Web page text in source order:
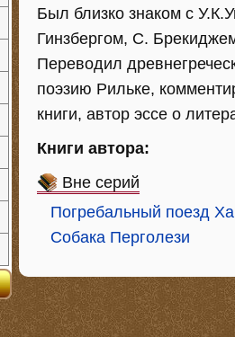
Был близко знаком с
Гинзбергом, С.
Переводил
поэзию Рильке,
книги, автор эссе о
Книги автора:
Вне серий
Погребальный поезд
Собака Перголези